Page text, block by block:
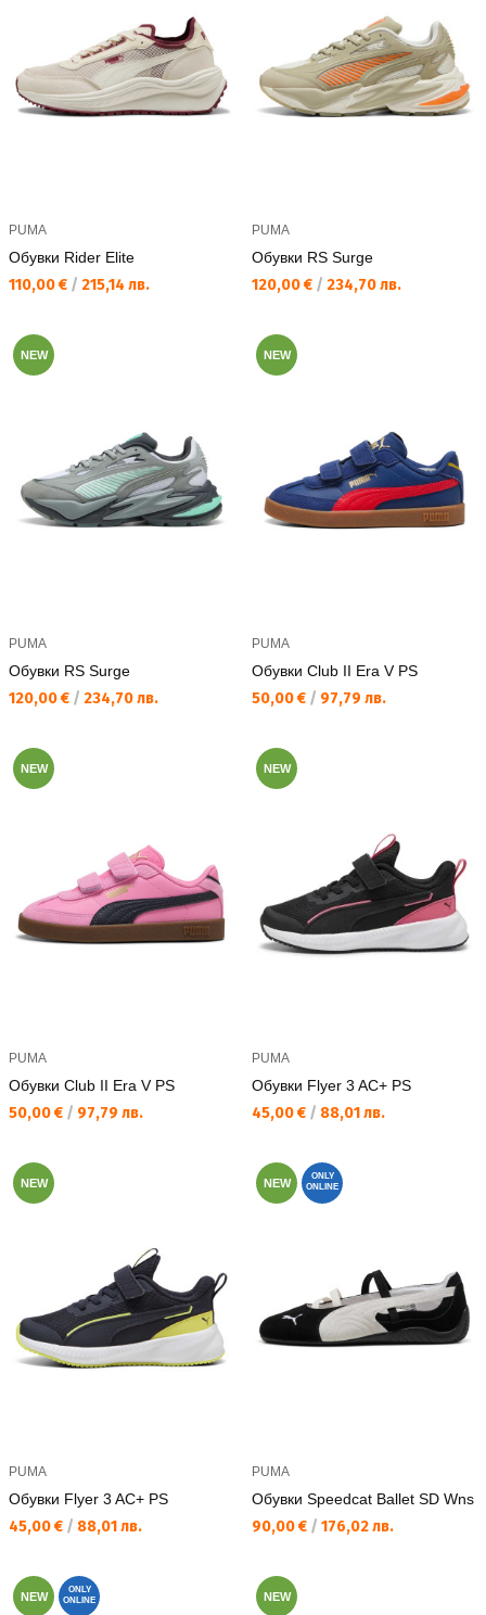
PUMA
Обувки Rider Elite
Текуща цена:
110,00 € / 215,14 лв.
PUMA
Обувки RS Surge
Текуща цена:
120,00 € / 234,70 лв.
NEW
PUMA
Обувки RS Surge
Текуща цена:
120,00 € / 234,70 лв.
NEW
PUMA
Обувки Club II Era V PS
Текуща цена:
50,00 € / 97,79 лв.
NEW
PUMA
Обувки Club II Era V PS
Текуща цена:
50,00 € / 97,79 лв.
NEW
PUMA
Обувки Flyer 3 AC+ PS
Текуща цена:
45,00 € / 88,01 лв.
NEW
PUMA
Обувки Flyer 3 AC+ PS
Текуща цена:
45,00 € / 88,01 лв.
NEW
ONLY
ONLINE
PUMA
Обувки Speedcat Ballet SD Wns
Текуща цена:
90,00 € / 176,02 лв.
NEW
ONLY
ONLINE
NEW